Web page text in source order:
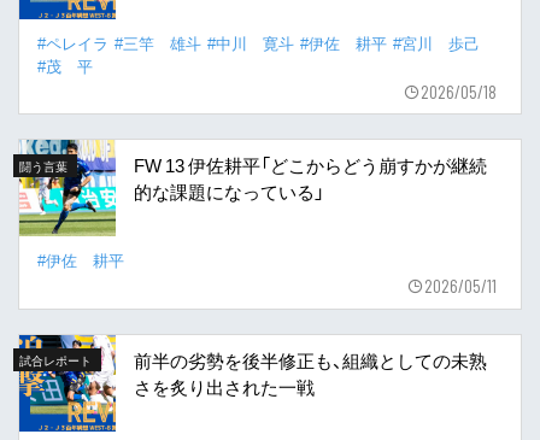
#ペレイラ #三竿 雄斗 #中川 寛斗 #伊佐 耕平 #宮川 歩己
#茂 平
2026/05/18
闘う言葉
FW 13 伊佐耕平「どこからどう崩すかが継続
的な課題になっている」
#伊佐 耕平
2026/05/11
試合レポート
前半の劣勢を後半修正も、組織としての未熟
さを炙り出された一戦